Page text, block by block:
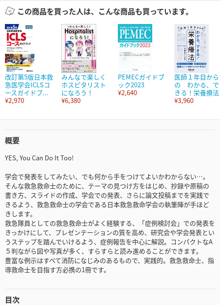
この商品を買った人は、こんな商品も買っています。
改訂第5版日本救
急医学会ICLSコ
ースガイドブ...
¥2,970
みんなで楽しく
ホスピタリスト
になろう！
¥6,380
PEMECガイドブ
ック2023
¥2,640
医師１年目から
の わかる、で
きる！栄養療法
¥3,960
概要
YES, You Can Do It Too!
学会で発表をしてみたい、でも何から手をつけてよいかわからない…。
そんな救急救命士のために、テーマの見つけ方をはじめ、抄録や原稿の
書き方、スライドの作成、学会での発表、さらに論文投稿までを実践で
きるよう、救急救命士の学会である日本救急救命学会の執筆陣が手ほど
きします。
救急隊員としての救急救命士がよく経験する、「症例検討会」での発表を
きっかけにして、プレゼンテーションの質を高め、研究会や学会発表とい
うステップを踏んでいけるよう、症例報告を中心に解説。コンパクトなA
５判ながら図や写真が多く、すらすらと読み進めることができます。
豊富な例示はすべて消防になじみのあるもので、実践的。救急救命士、指
導救命士を目指す方必携の1冊です。
目次